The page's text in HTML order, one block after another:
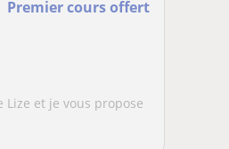
Premier cours offert
et je vous propose